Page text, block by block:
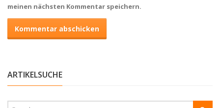
meinen nächsten Kommentar speichern.
ARTIKELSUCHE